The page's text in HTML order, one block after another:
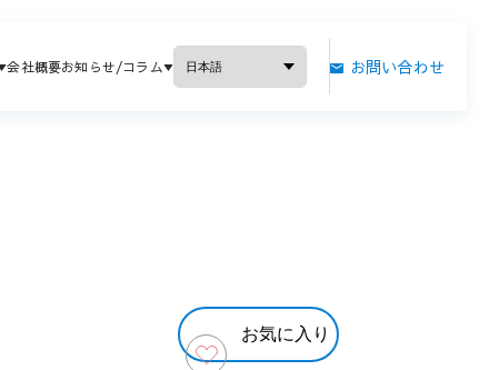
会社概要お知らせ/コラム お問い合わせ
お気に入り